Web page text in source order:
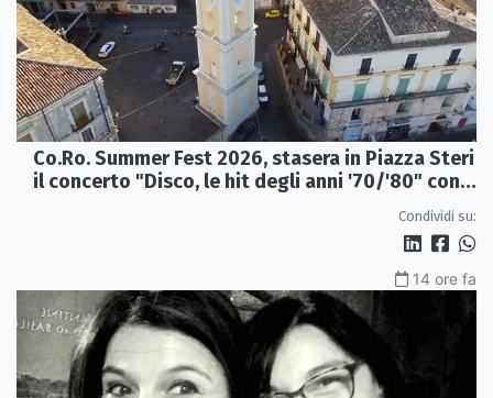
Co.Ro. Summer Fest 2026, stasera in Piazza Steri
il concerto "Disco, le hit degli anni '70/'80" con
Condividi su:
14 ore fa